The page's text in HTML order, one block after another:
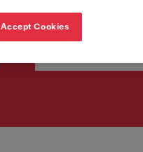
Accept Cookies